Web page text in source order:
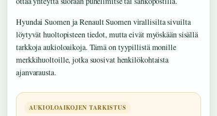
Hyundai Suomen ja Renault Suomen virallisilta sivuilta
löytyvät huoltopisteen tiedot, mutta eivät myöskään sisällä
tarkkoja aukioloaikoja. Tämä on tyypillistä monille
merkkihuoltoille, jotka suosivat henkilökohtaista
ajanvarausta.
AUKIOLOAIKOJEN TARKISTUS